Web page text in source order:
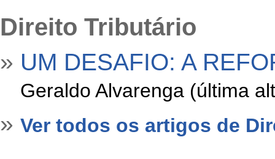
Direito Tributário
» UM DESAFIO: A
Geraldo Alvarenga (última
» Ver todos os artigos de